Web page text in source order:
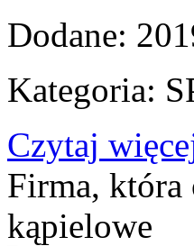
Dodane:
Kategoria:
Czytaj
Firma,
kąpielowe